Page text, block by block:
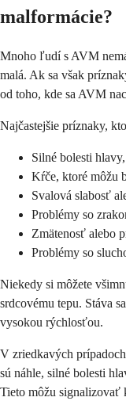
malformácie?
Mnoho ľudí s AVM
malá. Ak sa však
od toho, kde sa AVM
Najčastejšie príznaky,
Silné bolesti
Kŕče, ktoré môžu
Svalová slabosť
Problémy so
Zmätenosť alebo
Problémy so
Niekedy si môžete
srdcovému tepu. Stáva
vysokou rýchlosťou.
V zriedkavých
sú náhle, silné bolesti
Tieto môžu signalizovať